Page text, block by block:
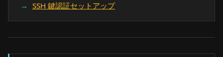
SSH 鍵認証セットアップ